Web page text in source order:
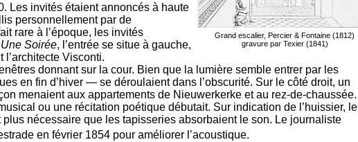
Grand escalier, Percier & Fontaine (1812)
gravure par Texier (1841)
Les invités étaient annoncés à haute
personnellement par de
rare à l’époque, les invités
Une Soirée, l’entrée se situe à gauche,
Visconti.
donnant sur la cour. Bien que la lumière semble entrer par les
en fin d’hiver — se déroulaient dans l’obscurité. Sur le côté droit, un
menaient aux appartements de Nieuwerkerke et au rez-de-chaussée.
ou une récitation poétique débutait. Sur indication de l’huissier, le
nécessaire que les tapisseries absorbaient le son. Le journaliste
en février 1854 pour améliorer l’acoustique.